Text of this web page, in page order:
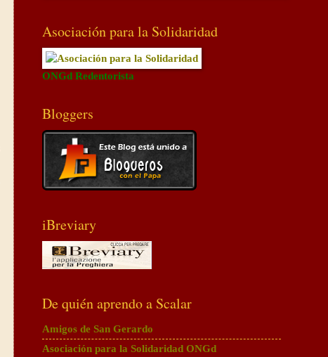
Asociación para la Solidaridad
ONGd Redentorista
Bloggers
iBreviary
De quién aprendo a Scalar
Amigos de San Gerardo
Asociación para la Solidaridad ONGd